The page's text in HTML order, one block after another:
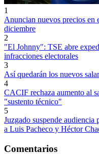
1
Anuncian nuevos precios en
diciembre
2
"El Johnny": TSE abre
infracciones electorales
3
Así quedarán los nuevos
4
CACIF rechaza aumento al
"sustento técnico"
5
Juzgado suspende
a Luis Pacheco y Héctor
Comentarios